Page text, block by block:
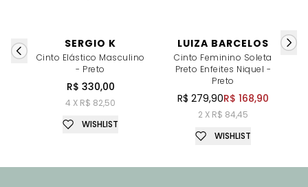
SERGIO K
Cinto Elástico Masculino
- Preto
R$ 330,00
4 X R$ 82,50
WISHLIST
LUIZA BARCELOS
Cinto Feminino Soleta
Preto Enfeites Niquel -
Preto
R$ 279,90R$ 168,90
2 X R$ 84,45
WISHLIST